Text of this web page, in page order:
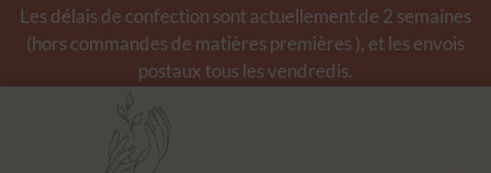
Les délais de confection sont actuellement de 2 semaines
(hors commandes de matières premières ), et les envois
postaux tous les vendredis.